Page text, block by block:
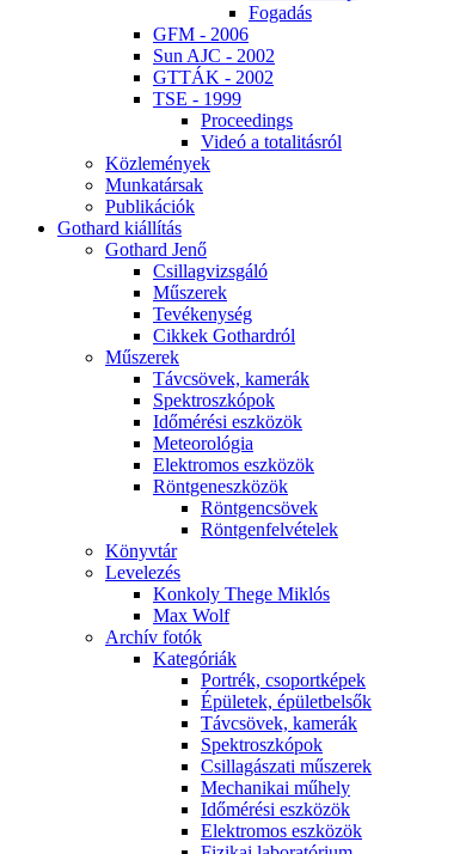
Fo­ga­dás
GFM - 2006
Sun AJC - 2002
GT­TÁK - 2002
TSE - 1999
Pro­ce­e­dings
Vi­deó a to­ta­li­tás­ról
Köz­le­mé­nyek
Mun­ka­tár­sak
Pub­li­ká­ci­ók
Got­hard ki­ál­lí­tás
Got­hard Je­nő
Csil­lag­vizs­gá­ló
Mű­sze­rek
Te­vé­keny­ség
Cik­kek Got­hard­ról
Mű­sze­rek
Táv­csö­vek, ka­me­rák
Spekt­rosz­kó­pok
Idő­mé­ré­si esz­kö­zök
Me­te­o­ro­ló­gia
Elekt­ro­mos esz­kö­zök
Rönt­gen­esz­kö­zök
Rönt­gen­csö­vek
Rönt­gen­fel­vé­te­lek
Könyv­tár
Le­ve­le­zés
Kon­koly The­ge Mik­lós
Max Wolf
Ar­chív fo­tók
Ka­te­gó­ri­ák
Port­rék, cso­port­ké­pek
Épü­le­tek, épü­let­bel­sők
Táv­csö­vek, ka­me­rák
Spekt­rosz­kó­pok
Csil­la­gá­sza­ti mű­sze­rek
Me­cha­ni­kai mű­hely
Idő­mé­ré­si esz­kö­zök
Elekt­ro­mos esz­kö­zök